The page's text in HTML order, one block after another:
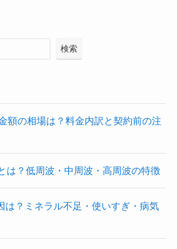
検索
額の相場は？料金内訳と契約前の注
は？低周波・中周波・高周波の特徴
は？ミネラル不足・使いすぎ・病気